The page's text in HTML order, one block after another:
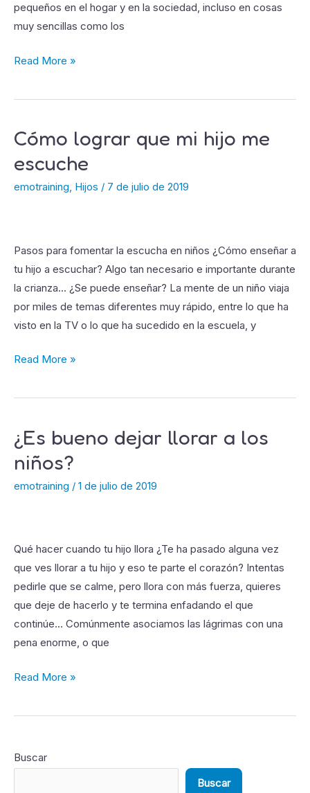
pequeños en el hogar y en la sociedad, incluso en cosas
muy sencillas como los
Read More »
Cómo lograr que mi hijo me
escuche
emotraining, Hijos / 7 de julio de 2019
Pasos para fomentar la escucha en niños ¿Cómo enseñar a
tu hijo a escuchar? Algo tan necesario e importante durante
la crianza… ¿Se puede enseñar? La mente de un niño viaja
por miles de temas diferentes muy rápido, entre lo que ha
visto en la TV o lo que ha sucedido en la escuela, y
Cómo
que
mi
escuche
Read More »
¿Es bueno dejar llorar a los
niños?
emotraining / 1 de julio de 2019
Qué hacer cuando tu hijo llora ¿Te ha pasado alguna vez
que ves llorar a tu hijo y eso te parte el corazón? Intentas
pedirle que se calme, pero llora con más fuerza, quieres
que deje de hacerlo y te termina enfadando el que
continúe… Comúnmente asociamos las lágrimas con una
pena enorme, o que
¿Es
bueno
dejar
llorar
niños?
Read More »
Buscar
Buscar